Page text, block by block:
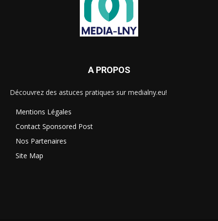
A PROPOS
Découvrez des astuces pratiques sur medialny.eu!
Mentions Légales
Contact Sponsored Post
Nos Partenaires
Site Map